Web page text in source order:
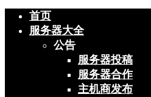
首页
服务器大全
公告
服务器投稿
服务器合作
主机商发布